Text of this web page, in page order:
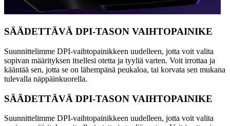
SÄÄDETTÄVÄ DPI-TASON VAIHTOPAINIKE
Suunnittelimme DPI-vaihtopainikkeen uudelleen, jotta voit valita
sopivan määrityksen itsellesi otetta ja tyyliä varten. Voit irrottaa ja
kääntää sen, jotta se on lähempänä peukaloa, tai korvata sen mukana
tulevalla näppäinkuorella.
SÄÄDETTÄVÄ DPI-TASON VAIHTOPAINIKE
Suunnittelimme DPI-vaihtopainikkeen uudelleen, jotta voit valita